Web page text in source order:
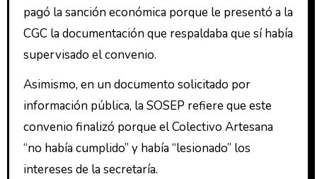
pagó la sanción económica porque le presentó a la
CGC la documentación que respaldaba que sí había
supervisado el convenio.
Asimismo, en un documento solicitado por
información pública, la SOSEP refiere que este
convenio finalizó porque el Colectivo Artesana
“no había cumplido” y había “lesionado” los
intereses de la secretaría.